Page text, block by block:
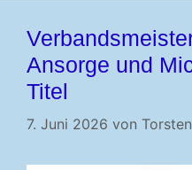
Ansorge und
Titel
7. Juni 2026 von